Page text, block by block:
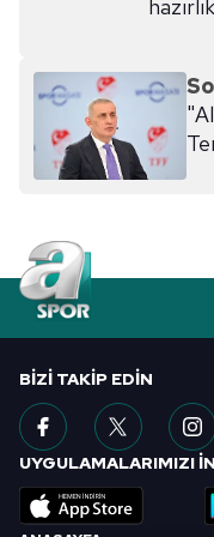
6698 sayılı Kişisel
hazırlanmış
almak için lütfen
BIZI TAKIP EDIN
UYGULAMALARIMIZI